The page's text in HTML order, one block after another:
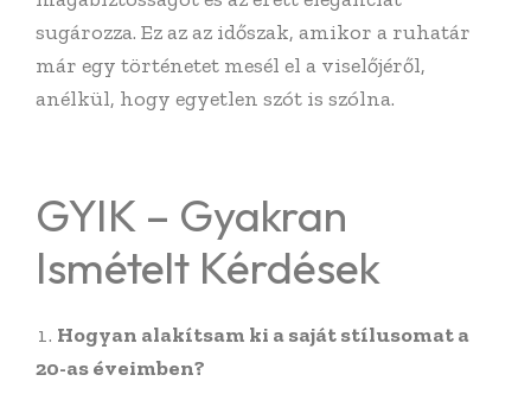
sugározza. Ez az az időszak, amikor a ruhatár
már egy történetet mesél el a viselőjéről,
anélkül, hogy egyetlen szót is szólna.
GYIK – Gyakran
Ismételt Kérdések
Hogyan alakítsam ki a saját stílusomat a
20-as éveimben?